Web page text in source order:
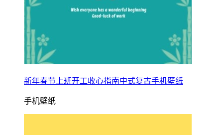
新年春节上班开工收心指南中式复古手机壁纸
手机壁纸